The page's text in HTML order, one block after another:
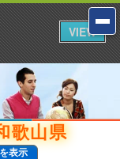
歌山県
表示
VIEW
VIEW